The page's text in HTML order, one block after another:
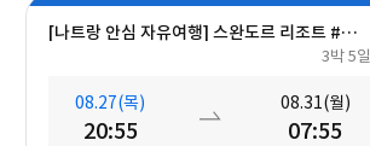
[나트랑 안심 자유여행] 스완도르 리조트 #올인크루시브+오션뷰+밤 10시 레체포함+미니바1회 5일
3박 5일
08.27(목)
20:55
08.31(월)
07:55